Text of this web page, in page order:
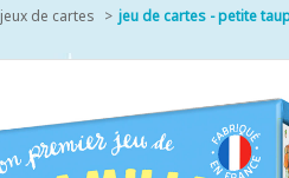
jeux de cartes jeu de cartes - petite